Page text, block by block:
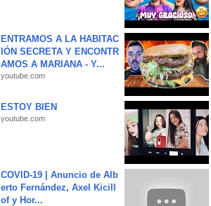
ENTRAMOS A LA HABITAC
IÓN SECRETA Y ENCONTR
AMOS A MARIANA - Y...
youtube.com
ESTOY BIEN
youtube.com
COVID-19 | Anuncio de Alb
erto Fernández, Axel Kicill
of y Hor...